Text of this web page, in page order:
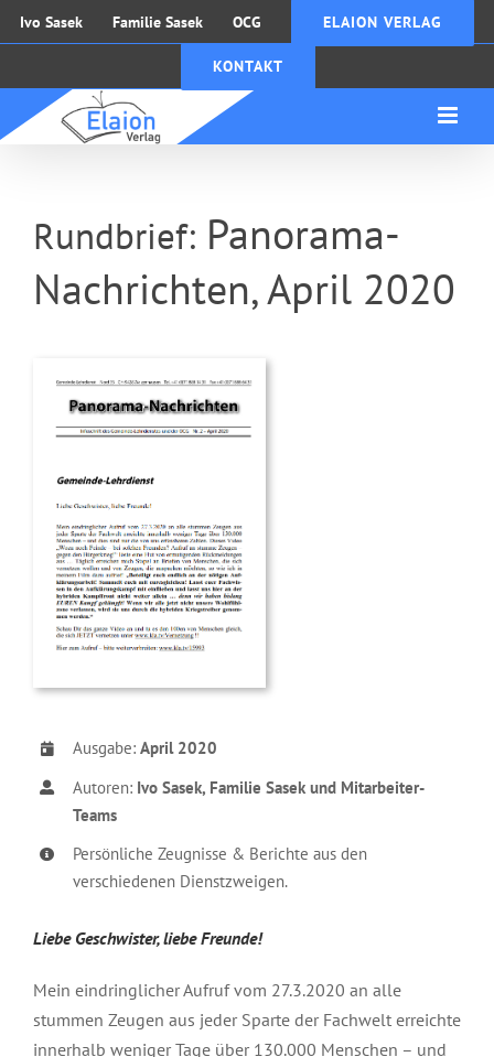
Zum
Inhalt
Ivo Sasek Familie Sasek OCG ELAION VERLAG
KONTAKT
Rundbrief: Panorama-
Nachrichten, April 2020
Ausgabe: April 2020
Autoren: Ivo Sasek, Familie Sasek und Mitarbeiter-
Teams
Persönliche Zeugnisse & Berichte aus den
verschiedenen Dienstzweigen.
Liebe Geschwister, liebe Freunde!
Mein eindringlicher Aufruf vom 27.3.2020 an alle
stummen Zeugen aus jeder Sparte der Fachwelt erreichte
innerhalb weniger Tage über 130.000 Menschen – und